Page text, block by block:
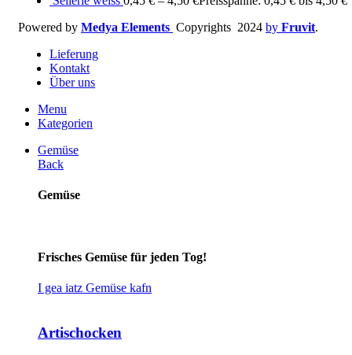
Powered by Medya Elements Copyrights 2024 by Fruvit.
Lieferung
Kontakt
Über uns
Menu
Kategorien
Gemüse
Back
Gemüse
Frisches Gemüse für jeden Tog!
I gea iatz Gemüse kafn
Artischocken